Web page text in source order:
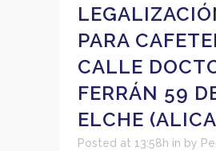
PARA
CALLE
FERRÁN 59
ELCHE
Posted at 13:58h in by